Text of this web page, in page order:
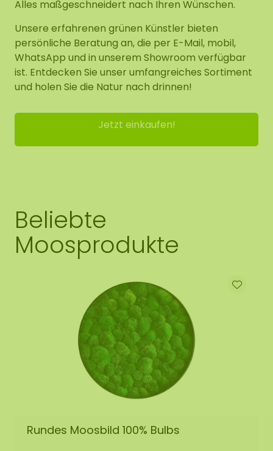
Alles maßgeschneidert nach Ihren Wünschen.
Unsere erfahrenen grünen Künstler bieten
persönliche Beratung an, die per E-Mail, mobil,
WhatsApp und in unserem Showroom verfügbar
ist. Entdecken Sie unser umfangreiches Sortiment
und holen Sie die Natur nach drinnen!
Jetzt einkaufen!
Beliebte
Moosprodukte
Rundes Moosbild 100% Bulbs